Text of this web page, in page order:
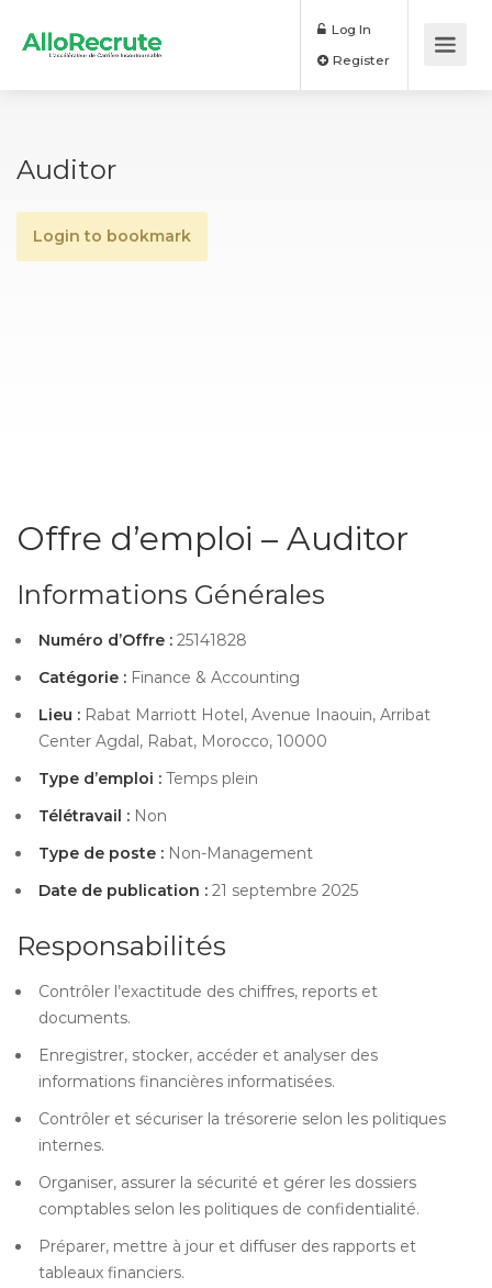
Log In
Auditor
Login to bookmark
Offre d’emploi – Auditor
Informations Générales
Numéro d’Offre : 25141828
Catégorie : Finance & Accounting
Lieu : Rabat Marriott Hotel, Avenue Inaouin, Arribat
Center Agdal, Rabat, Morocco, 10000
Type d’emploi : Temps plein
Télétravail : Non
Type de poste : Non-Management
Date de publication : 21 septembre 2025
Responsabilités
Contrôler l’exactitude des chiffres, reports et
documents.
Enregistrer, stocker, accéder et analyser des
informations financières informatisées.
Contrôler et sécuriser la trésorerie selon les politiques
internes.
Organiser, assurer la sécurité et gérer les dossiers
comptables selon les politiques de confidentialité.
Préparer, mettre à jour et diffuser des rapports et
tableaux financiers.